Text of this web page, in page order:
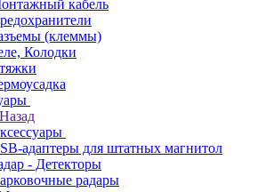
кабель
(клеммы)
Колодки
Назад
адаптеры для штатных магнитол
- Детекторы
радары